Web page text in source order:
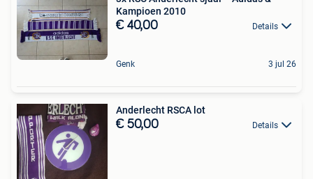
Kampioen 2010
€ 40,00 Details
Genk 3 jul 26
Anderlecht RSCA lot
€ 50,00 Details